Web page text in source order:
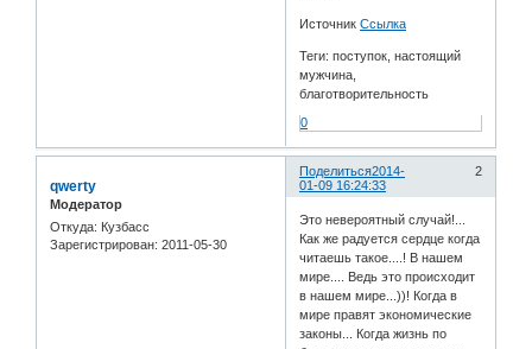
ИсточникСсылка
Теги: поступок, настоящий
мужчина,
благотворительность
0
Поделиться 2
2014-
01-09 16:24:33
qwerty
Модератор
Откуда: Кузбасс
Зарегистрирован: 2011-05-30
Это невероятный случай!...
Как же радуется сердце когда
читаешь такое....! В нашем
мире.... Ведь это происходит
в нашем мире...))! Когда в
мире правят экономические
законы... Когда жизнь по